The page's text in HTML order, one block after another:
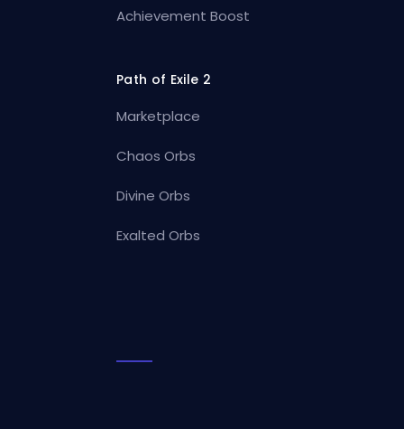
Achievement Boost
Path of Exile 2
Marketplace
Chaos Orbs
Divine Orbs
Exalted Orbs